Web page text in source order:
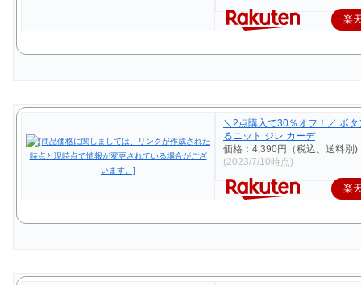
楽
＼2点購入で30％オフ！／ ボタ
るニット ジレ カーデ
価格：4,390円（税込、送料別)
(2023/7/10時点)
楽